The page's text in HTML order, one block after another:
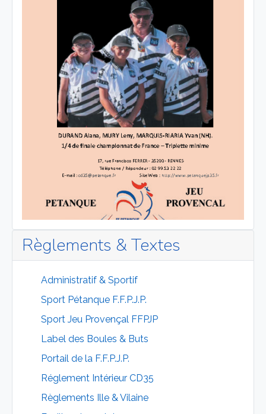
Règlements & Textes
Administratif & Sportif
Sport Pétanque F.F.P.J.P.
Sport Jeu Provençal FFPJP
Label des Boules & Buts
Portail de la F.F.P.J.P.
Réglement Intérieur CD35
Règlements Ille & Vilaine